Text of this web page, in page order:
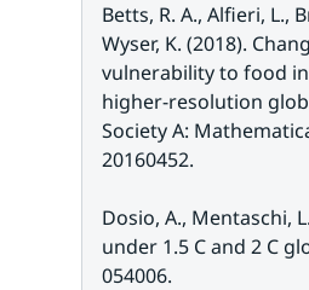
Betts, R. A., Alfieri, L.,
Wyser, K. (2018).
vulnerability to food
higher-resolution
Society A:
20160452.
Dosio, A., Mentaschi,
under 1.5 C and 2 C
054006.